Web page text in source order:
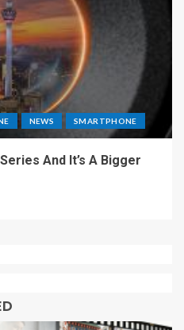
NEWS SMARTPHONE
And It’s A Bigger